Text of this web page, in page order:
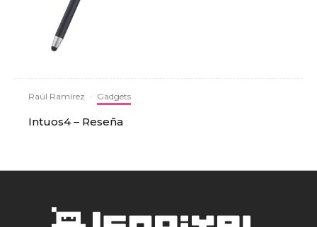
Raúl Ramírez · Gadgets
Intuos4 – Reseña